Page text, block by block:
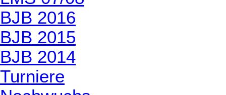
BJB 2016
BJB 2015
BJB 2014
Turniere